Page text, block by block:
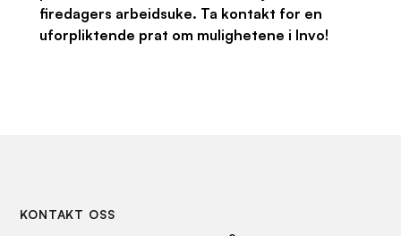
firedagers arbeidsuke. Ta kontakt for en
uforpliktende prat om mulighetene i Invo!
KONTAKT OSS